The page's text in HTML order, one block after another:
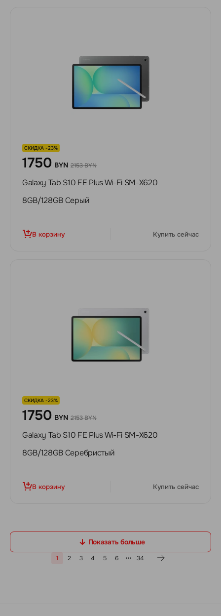
СКИДКА -23%
1750 BYN 2153 BYN
Galaxy Tab S10 FE Plus Wi-Fi SM-X620
8GB/128GB Серый
В корзину Купить сейчас
СКИДКА -23%
1750 BYN 2153 BYN
Galaxy Tab S10 FE Plus Wi-Fi SM-X620
8GB/128GB Серебристый
В корзину Купить сейчас
1 2 3 4 5 6 34
Показать больше